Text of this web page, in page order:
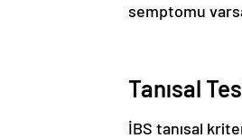
semptomu
Tanısal
İBS tanısal